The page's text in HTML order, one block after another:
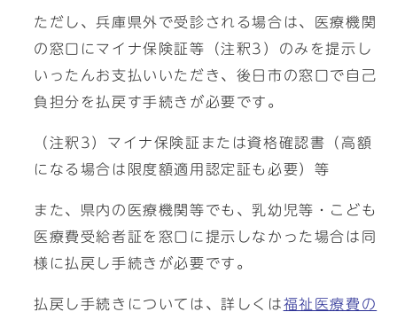
ただし、兵庫県外で受診される場合は、医療機関
の窓口にマイナ保険証等（注釈3）のみを提示し
いったんお支払いいただき、後日市の窓口で自己
負担分を払戻す手続きが必要です。
（注釈3）マイナ保険証または資格確認書（高額
になる場合は限度額適用認定証も必要）等
また、県内の医療機関等でも、乳幼児等・こども
医療費受給者証を窓口に提示しなかった場合は同
様に払戻し手続きが必要です。
払戻し手続きについては、詳しくは福祉医療費の